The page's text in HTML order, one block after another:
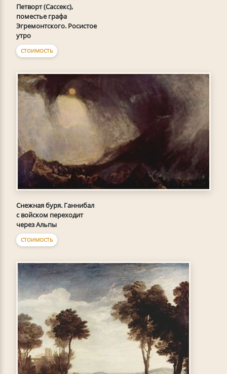
Петворт (Сассекс),
поместье графа
Эгремонтского. Росистое
утро
СТОИМОСТЬ
Снежная буря. Ганнибал
с войском переходит
через Альпы
СТОИМОСТЬ